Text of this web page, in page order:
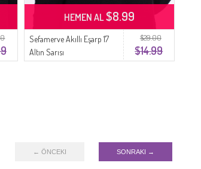
$29.00
$14.99
Sefamerve Akıllı Eşarp 17
Altın Sarısı
HEMEN AL$8.99
← ÖNCEKI SONRAKI →